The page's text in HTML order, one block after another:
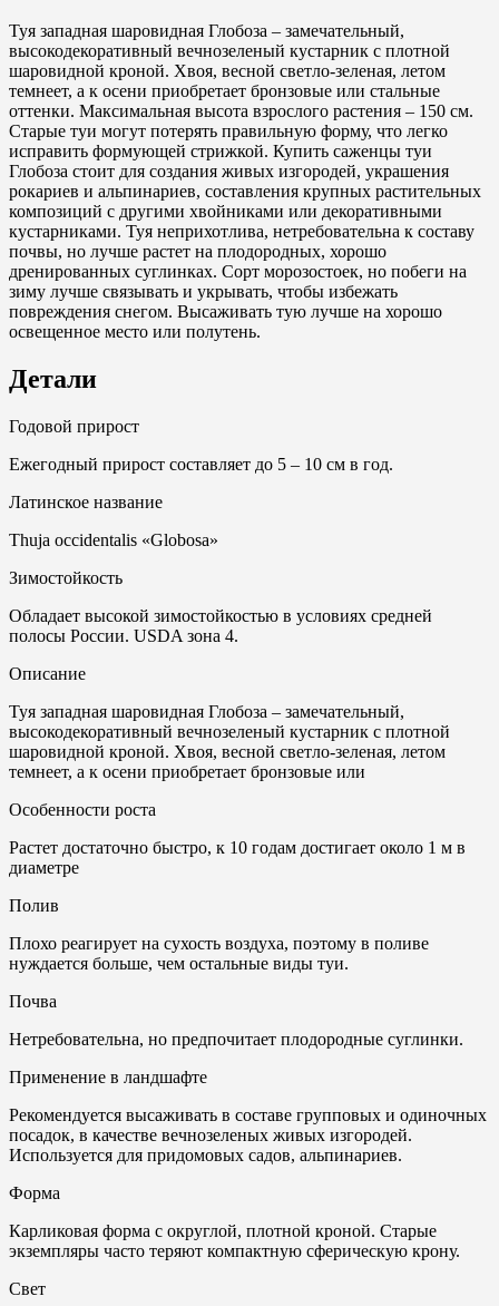
Туя западная шаровидная Глобоза – замечательный,
высокодекоративный вечнозеленый кустарник с плотной
шаровидной кроной. Хвоя, весной светло-зеленая, летом
темнеет, а к осени приобретает бронзовые или стальные
оттенки. Максимальная высота взрослого растения – 150 см.
Старые туи могут потерять правильную форму, что легко
исправить формующей стрижкой. Купить саженцы туи
Глобоза стоит для создания живых изгородей, украшения
рокариев и альпинариев, составления крупных растительных
композиций с другими хвойниками или декоративными
кустарниками. Туя неприхотлива, нетребовательна к составу
почвы, но лучше растет на плодородных, хорошо
дренированных суглинках. Сорт морозостоек, но побеги на
зиму лучше связывать и укрывать, чтобы избежать
повреждения снегом. Высаживать тую лучше на хорошо
освещенное место или полутень.
Детали
Годовой прирост
Ежегодный прирост составляет до 5 – 10 см в год.
Латинское название
Thuja occidentalis «Globosa»
Зимостойкость
Обладает высокой зимостойкостью в условиях средней
полосы России. USDA зона 4.
Описание
Туя западная шаровидная Глобоза – замечательный,
высокодекоративный вечнозеленый кустарник с плотной
шаровидной кроной. Хвоя, весной светло-зеленая, летом
темнеет, а к осени приобретает бронзовые или
Особенности роста
Растет достаточно быстро, к 10 годам достигает около 1 м в
диаметре
Полив
Плохо реагирует на сухость воздуха, поэтому в поливе
нуждается больше, чем остальные виды туи.
Почвa
Нетребовательна, но предпочитает плодородные суглинки.
Применение в ландшафте
Рекомендуется высаживать в составе групповых и одиночных
посадок, в качестве вечнозеленых живых изгородей.
Используется для придомовых садов, альпинариев.
Форма
Карликовая форма с округлой, плотной кроной. Старые
экземпляры часто теряют компактную сферическую крону.
Свет